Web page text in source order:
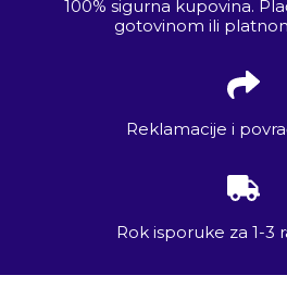
100% sigurna kupovina.
gotovinom ili
Reklamacije i
Rok isporuke za 1-3